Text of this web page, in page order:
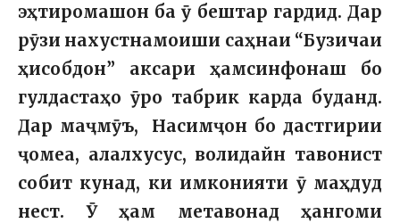
эҳтиромашон ба ӯ бештар гардид. Дар
рӯзи нахустнамоиши саҳнаи “Бузичаи
ҳисобдон” аксари ҳамсинфонаш бо
гулдастаҳо ӯро табрик карда буданд.
Дар маҷмӯъ, Насимҷон бо дастгирии
ҷомеа, алалхусус, волидайн тавонист
собит кунад, ки имконияти ӯ маҳдуд
нест. Ӯ ҳам метавонад ҳангоми